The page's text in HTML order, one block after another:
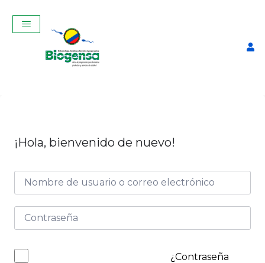
¡Hola, bienvenido de nuevo!
¿Contraseña
Curso Teórico-Práctico De
Inseminación Artificial En
$320,00 + ADD